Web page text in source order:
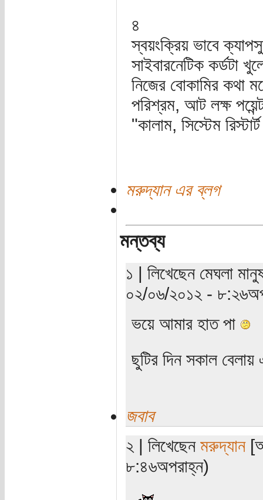
৪
স্বয়ংক্রিয় ভাবে
সাইবারনেটিক কর্ডটা
নিজের বোকামির কথা
পরিশ্রম, আট লক্ষ
"কালাম, সিস্টেম
মরুদ্যান এর ব্লগ
মন্তব্য
১ | লিখেছেন মেঘলা
০২/০৬/২০১২ -
ভয়ে আমার হাত পা
ছুটির দিন সকাল
জবাব
২ | লিখেছেন মরুদ্যান
৮:৪৬অপরাহ্ন)